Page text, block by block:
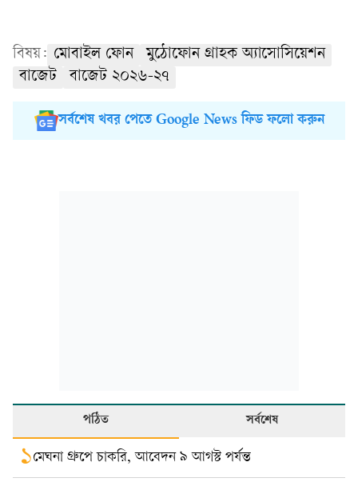
বিষয়: মোবাইল ফোন
মুঠোফোন গ্রাহক অ্যাসোসিয়েশন
বাজেট
বাজেট ২০২৬-২৭
সর্বশেষ খবর পেতে Google News ফিড ফলো করুন
পঠিত সর্বশেষ
১মেঘনা গ্রুপে চাকরি, আবেদন ৯ আগস্ট পর্যন্ত